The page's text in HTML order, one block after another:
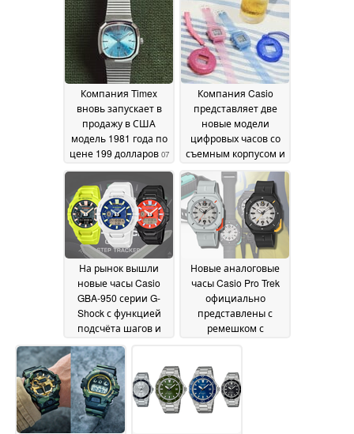
14 July 2026
фотографиях в
реальных условиях
07 July 2026
Компания Timex
вновь запускает в
продажу в США
модель 1981 года по
цене 199 долларов 07
July 2026
Компания Casio
представляет две
новые модели
цифровых часов со
съемным корпусом и
стиле Y2K
06 July 2026
На рынок вышли
новые часы Casio
GBA-950 серии G-
Shock с функцией
подсчёта шагов и
приложения Strava
July 2026
Новые аналоговые
часы Casio Pro Trek
официально
представлены с
ремешком с
открыт02 July 2026